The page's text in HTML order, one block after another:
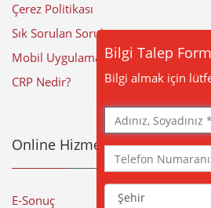
Bilgi Talep
Bilgi almak için
Adınız,
Soyadınız
Telefon
Numaranız
Şehir
Çerez Politikası
Sık Sorulan Sorular
Mobil Uygulama
CRP Nedir?
Online Hizmetler
E-Sonuç